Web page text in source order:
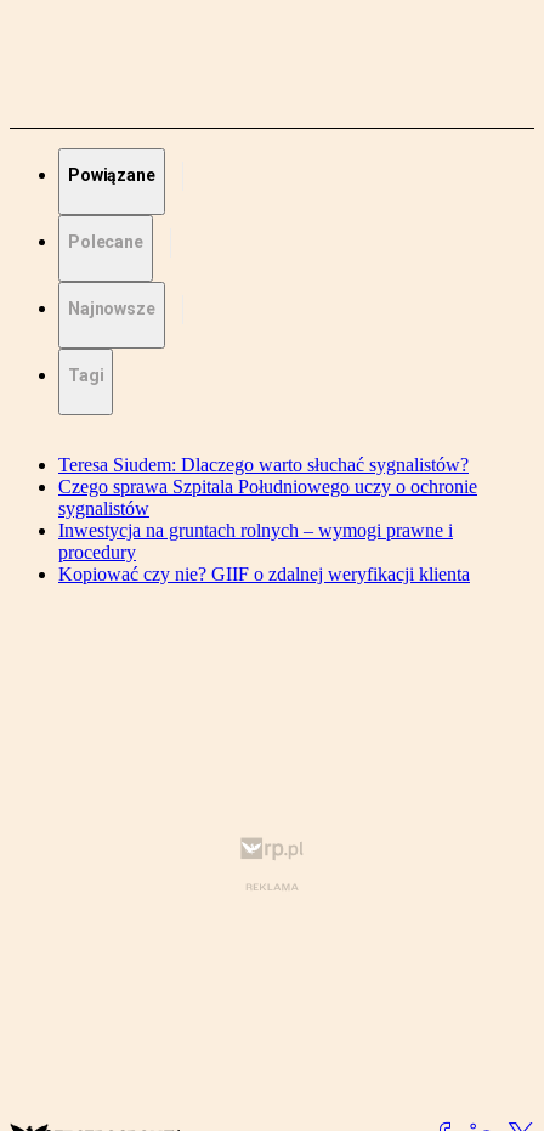
Powiązane
Polecane
Najnowsze
Tagi
Teresa Siudem: Dlaczego warto słuchać sygnalistów?
Czego sprawa Szpitala Południowego uczy o ochronie
sygnalistów
Inwestycja na gruntach rolnych – wymogi prawne i
procedury
Kopiować czy nie? GIIF o zdalnej weryfikacji klienta